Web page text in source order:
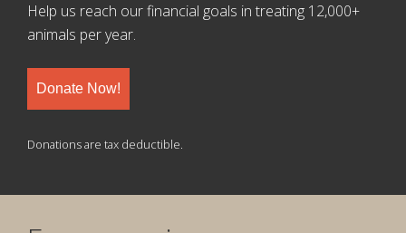
Help us reach our financial goals in treating 12,000+
animals per year.
Donate Now!
Donations are tax deductible.